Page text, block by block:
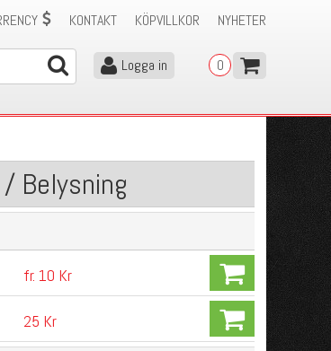
NYHETER
KÖPVILLKOR
KONTAKT
0
Logga in
Belysning
fr. 10 Kr
25 Kr